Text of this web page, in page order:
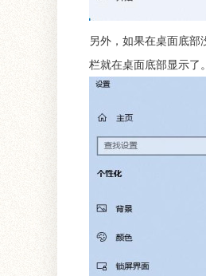
另外，如果在桌面底
栏就在桌面底部显示了。